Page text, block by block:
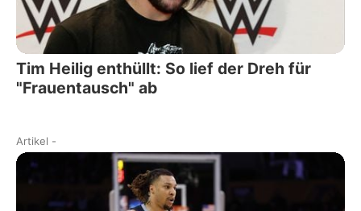
Tim Heilig enthüllt: So lief der Dreh für
"Frauentausch" ab
Artikel -